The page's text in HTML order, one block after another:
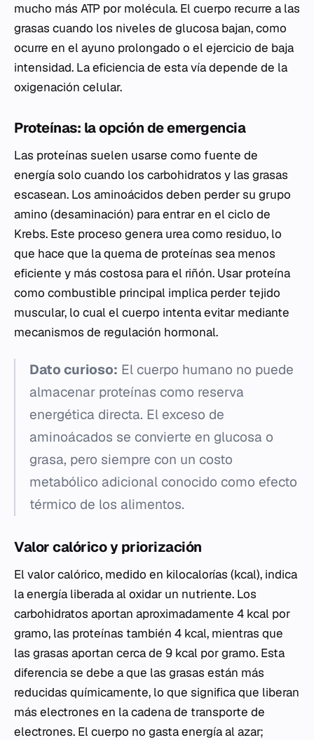
mucho más ATP por molécula. El cuerpo recurre a las
grasas cuando los niveles de glucosa bajan, como
ocurre en el ayuno prolongado o el ejercicio de baja
intensidad. La eficiencia de esta vía depende de la
oxigenación celular.
Proteínas: la opción de emergencia
Las proteínas suelen usarse como fuente de
energía solo cuando los carbohidratos y las grasas
escasean. Los aminoácidos deben perder su grupo
amino (desaminación) para entrar en el ciclo de
Krebs. Este proceso genera urea como residuo, lo
que hace que la quema de proteínas sea menos
eficiente y más costosa para el riñón. Usar proteína
como combustible principal implica perder tejido
muscular, lo cual el cuerpo intenta evitar mediante
mecanismos de regulación hormonal.
Dato curioso: El cuerpo humano no puede
almacenar proteínas como reserva
energética directa. El exceso de
aminoácados se convierte en glucosa o
grasa, pero siempre con un costo
metabólico adicional conocido como efecto
térmico de los alimentos.
Valor calórico y priorización
El valor calórico, medido en kilocalorías (kcal), indica
la energía liberada al oxidar un nutriente. Los
carbohidratos aportan aproximadamente 4 kcal por
gramo, las proteínas también 4 kcal, mientras que
las grasas aportan cerca de 9 kcal por gramo. Esta
diferencia se debe a que las grasas están más
reducidas químicamente, lo que significa que liberan
más electrones en la cadena de transporte de
electrones. El cuerpo no gasta energía al azar;